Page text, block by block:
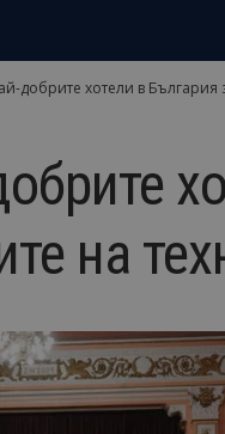
добрите хотели в България
на